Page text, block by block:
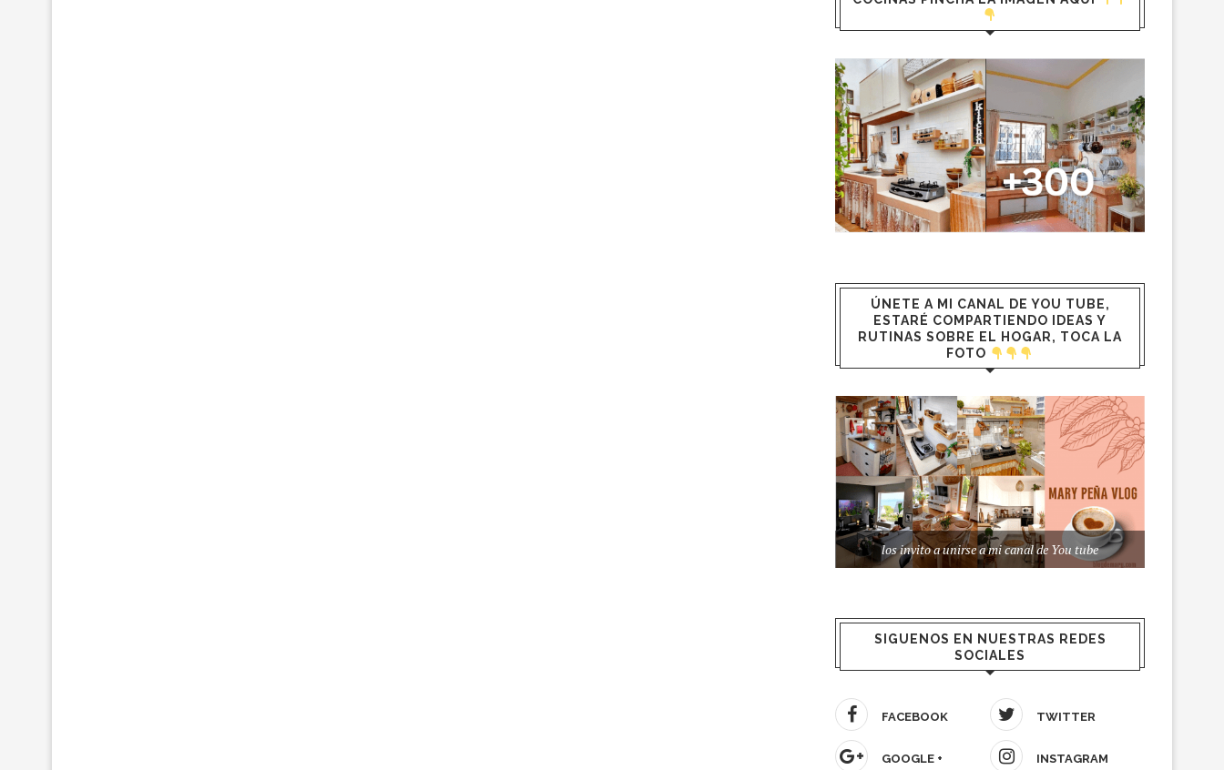
ÚNETE A MI CANAL DE YOU TUBE,
ESTARÉ COMPARTIENDO IDEAS Y
RUTINAS SOBRE EL HOGAR, TOCA LA
FOTO
los invito a unirse a mi canal de You tube
SIGUENOS EN NUESTRAS REDES
SOCIALES
FACEBOOK TWITTER
GOOGLE + INSTAGRAM